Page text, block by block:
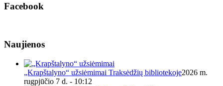
Facebook
Naujienos
„Krapštalyno“ užsiėmimai Traksėdžių bibliotekoje2026 m.
rugpjūčio 7 d. - 10:12